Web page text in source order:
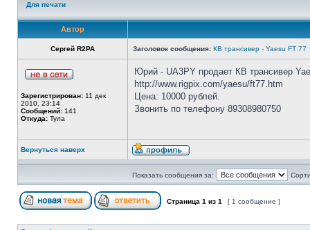
Для печати
Автор
Сергей R2PA Заголовок сообщения: КВ трансивер - Yaesu FT 77
Зарегистрирован: 11 дек
2010, 23:14
Сообщений: 141
Откуда: Тула
Юрий - UA3PY продает КВ трансивер
http://www.rigpix.com/yaesu/ft77.htm
Цена: 10000 рублей.
Звонить по телефону 89308980750
Вернуться наверх
Показать сообщения за:
Страница 1 из 1 [ 1 сообщение ]